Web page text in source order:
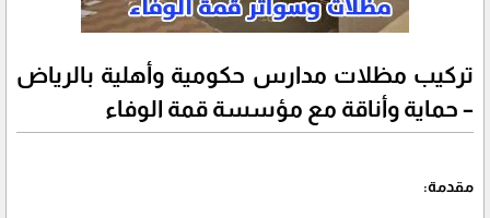
تركيب مظلات مدارس حكومية وأهلية بالرياض
– حماية وأناقة مع مؤسسة قمة الوفاء
مقدمة: